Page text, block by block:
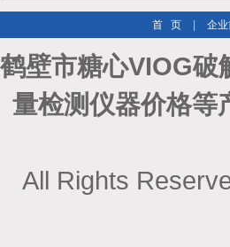
首 页 企
鹤壁市糖心VIOG破
量检测仪器价格等
All Rights